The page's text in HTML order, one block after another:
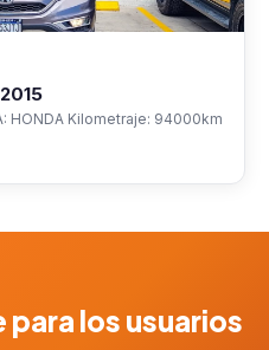
HONDA Kilometraje: 94000km
los usuarios